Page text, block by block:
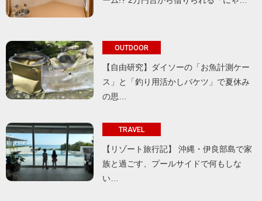
OUTDOOR
【自由研究】ダイソーの「お魚計測ケー
ス」と「釣り用活かしバケツ」で夏休み
の思…
TRAVEL
【リゾート旅行記】 沖縄・伊良部島で家
族と過ごす、プールサイドで何もしな
い…